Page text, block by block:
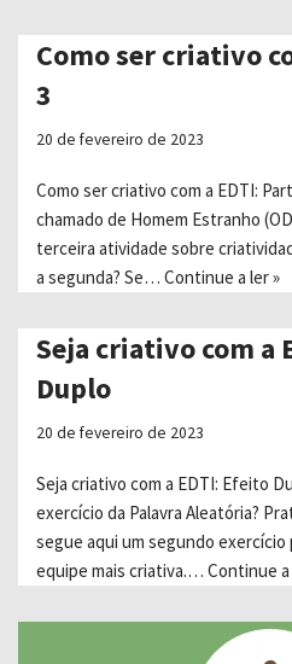
Como ser criativo
3
20 de fevereiro de 2023
Como ser criativo com a EDTI:
chamado de Homem Estranho
terceira atividade sobre
a segunda? Se… Continue a ler »
Seja criativo com a
Duplo
20 de fevereiro de 2023
Seja criativo com a EDTI: Efeito
exercício da Palavra Aleatória?
segue aqui um segundo exercício
equipe mais criativa.… Continue a